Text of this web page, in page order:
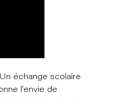
échange scolaire
l'envie de